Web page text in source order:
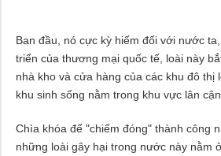
Ban đầu, nó cực kỳ hiếm đối với nước
triển của thương mại quốc tế, loài này
nhà kho và cửa hàng của các khu đô thị
khu sinh sống nằm trong khu vực lân
Chìa khóa để "chiếm đóng" thành công
những loài gây hại trong nước này nằm